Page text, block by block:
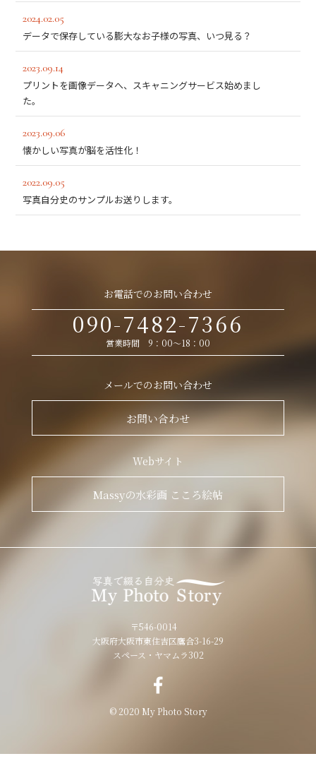
2024.02.05
データで保存している膨大なお子様の写真、いつ見る？
2023.09.14
プリントを画像データへ、スキャニングサービス始めまし
た。
2023.09.06
懐かしい写真が脳を活性化！
2022.09.05
写真自分史のサンプルお送りします。
お電話でのお問い合わせ
090-7482-7366
営業時間 9：00～18：00
メールでのお問い合わせ
お問い合わせ
Webサイト
Massyの水彩画 こころ絵帖
〒546-0014
大阪府大阪市東住吉区鷹合3-16-29
スペース・ヤマムラ302
© 2020 My Photo Story